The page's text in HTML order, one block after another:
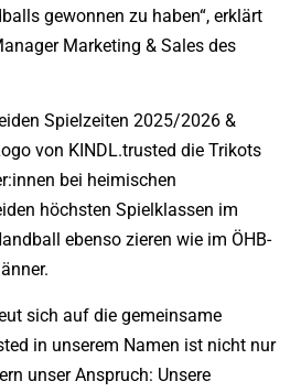
gewonnen zu haben“, erklärt
Marketing & Sales des
Spielzeiten 2025/2026 &
von KINDL.trusted die Trikots
bei heimischen
höchsten Spielklassen im
ebenso zieren wie im ÖHB-
sich auf die gemeinsame
in unserem Namen ist nicht nur
unser Anspruch: Unsere